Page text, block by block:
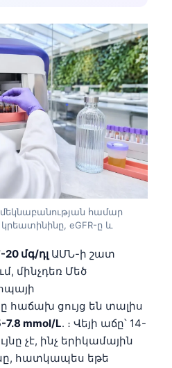
համար
eGFR-ը և
20 մգ/դլ ԱՄՆ-ի շատ
մինչդեռ Մեծ
հաճախ ցույց են տալիս
7.8 mmol/L. ։ Վեյի աճը՝ 14-
չէ, ինչ երիկամային
հատկապես եթե